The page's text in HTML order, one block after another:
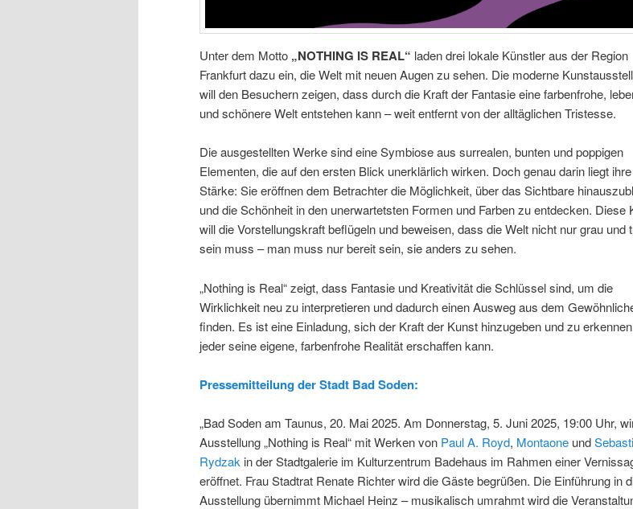
Unter dem Motto „NOTHING IS REAL“ laden drei lokale Künstler aus der Region
Frankfurt dazu ein, die Welt mit neuen Augen zu sehen. Die moderne
will den Besuchern zeigen, dass durch die Kraft der Fantasie eine farbenfrohe,
und schönere Welt entstehen kann – weit entfernt von der alltäglichen Tristesse.
Die ausgestellten Werke sind eine Symbiose aus surrealen, bunten und poppigen
Elementen, die auf den ersten Blick unerklärlich wirken. Doch genau darin liegt ihre
Stärke: Sie eröffnen dem Betrachter die Möglichkeit, über das Sichtbare
und die Schönheit in den unerwartetsten Formen und Farben zu entdecken. Diese
will die Vorstellungskraft beflügeln und beweisen, dass die Welt nicht nur grau und
sein muss – man muss nur bereit sein, sie anders zu sehen.
„Nothing is Real“ zeigt, dass Fantasie und Kreativität die Schlüssel sind, um die
Wirklichkeit neu zu interpretieren und dadurch einen Ausweg aus dem
finden. Es ist eine Einladung, sich der Kraft der Kunst hinzugeben und zu
jeder seine eigene, farbenfrohe Realität erschaffen kann.
Pressemitteilung der Stadt Bad Soden:
„Bad Soden am Taunus, 20. Mai 2025. Am Donnerstag, 5. Juni 2025, 19:00 Uhr,
Ausstellung „Nothing is Real“ mit Werken von Paul A. Royd, Montaone und
Rydzak in der Stadtgalerie im Kulturzentrum Badehaus im Rahmen einer
eröffnet. Frau Stadtrat Renate Richter wird die Gäste begrüßen. Die Einführung in
Ausstellung übernimmt Michael Heinz – musikalisch umrahmt wird die